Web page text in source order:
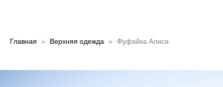
Главная Верхняя одежда Фуфайка Алиса